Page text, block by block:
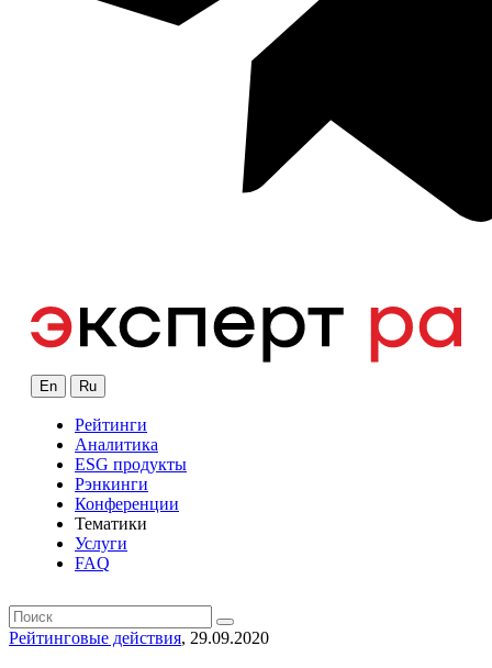
En Ru
Рейтинги
Аналитика
ESG продукты
Рэнкинги
Конференции
Тематики
Услуги
FAQ
Рейтинговые действия, 29.09.2020